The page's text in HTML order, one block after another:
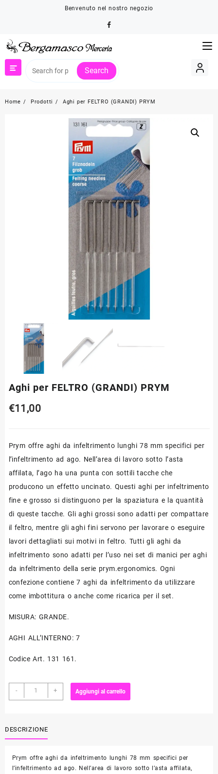
Benvenuto nel nostro negozio
Search
Home Prodotti Aghi per FELTRO (GRANDI) PRYM
Aghi per FELTRO (GRANDI) PRYM
€11,00
Prym offre aghi da infeltrimento lunghi 78 mm specifici per
l’infeltrimento ad ago. Nell’area di lavoro sotto l’asta
affilata, l’ago ha una punta con sottili tacche che
producono un effetto uncinato. Questi aghi per infeltrimento
fine e grosso si distinguono per la spaziatura e la quantità
di queste tacche. Gli aghi grossi sono adatti per compattare
il feltro, mentre gli aghi fini servono per lavorare o eseguire
lavori dettagliati sui motivi in ​​feltro. Tutti gli aghi da
infeltrimento sono adatti per l’uso nei set di manici per aghi
da infeltrimento della serie prym.ergonomics. Ogni
confezione contiene 7 aghi da infeltrimento da utilizzare
come imbottitura o anche come ricarica per il set.
MISURA: GRANDE.
AGHI ALL’INTERNO: 7
Codice Art. 131 161.
-
Aghi
per
PRYM
quantità
+ Aggiungi al carrello
DESCRIZIONE
Prym offre aghi da infeltrimento lunghi 78 mm specifici per
l’infeltrimento ad ago. Nell’area di lavoro sotto l’asta affilata,